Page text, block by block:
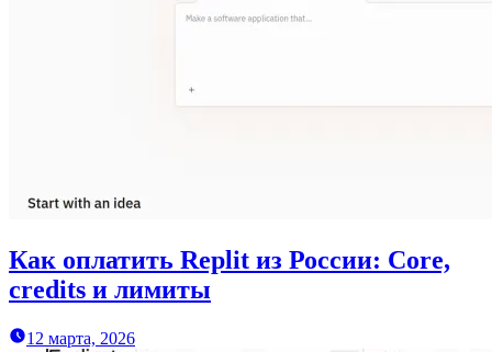
Как оплатить Replit из России: Core,
credits и лимиты
12 марта, 2026